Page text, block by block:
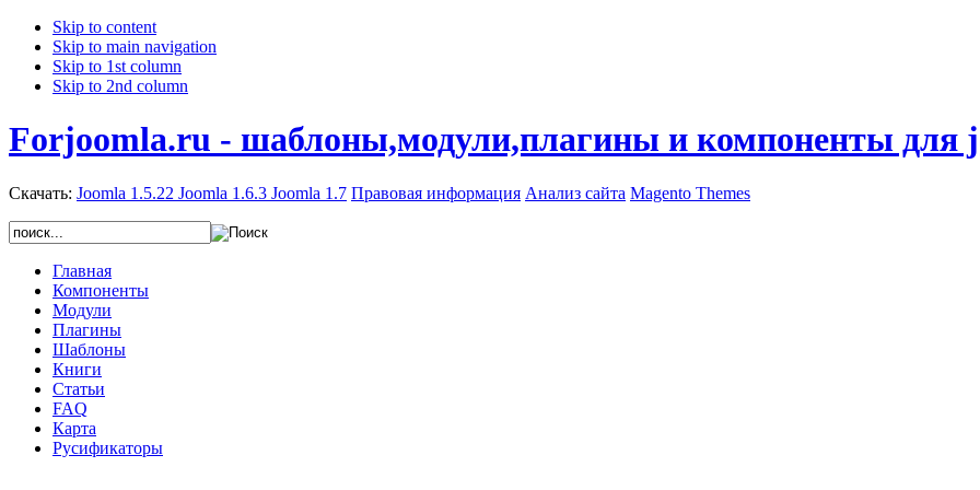
Skip to content
Skip to main navigation
Skip to 1st column
Skip to 2nd column
Forjoomla.ru - шаблоны,модули,плагины и компоненты для
Скачать: Joomla 1.5.22 Joomla 1.6.3 Joomla 1.7 Правовая информация Анализ сайта Magento Themes
Главная
Компоненты
Модули
Плагины
Шаблоны
Книги
Статьи
FAQ
Карта
Русификаторы